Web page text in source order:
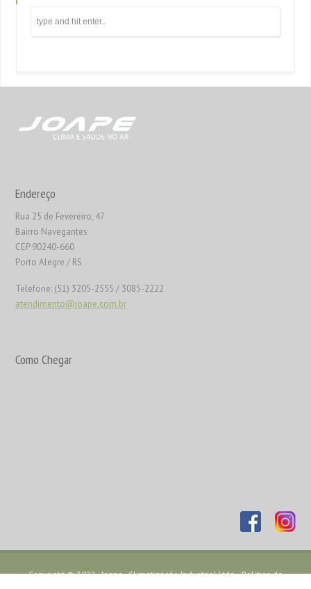
Endereço
Rua 25 de Fevereiro, 47
Bairro Navegantes
CEP 90240-660
Porto Alegre / RS
Telefone: (51) 3205-2555 / 3085-2222
atendimento@joape.com.br
Como Chegar
Copyright © 2022 - Joape - Climatização Industrial Ltda. -Política de